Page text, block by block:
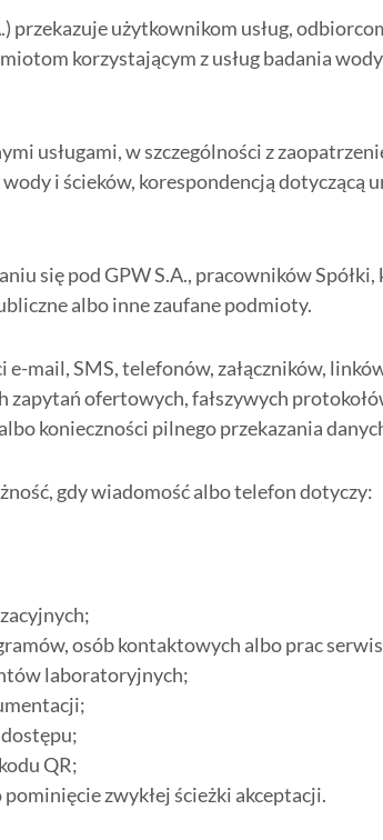
przekazuje użytkownikom usług,
korzystającym z usług badania
usługami, w szczególności z
i ścieków, korespondencją dotyczącą
się pod GPW S.A., pracowników
albo inne zaufane podmioty.
mail, SMS, telefonów, załączników,
zapytań ofertowych, fałszywych
konieczności pilnego przekazania
gdy wiadomość albo telefon dotyczy:
osób kontaktowych albo prac
laboratoryjnych;
QR;
zwykłej ścieżki akceptacji.